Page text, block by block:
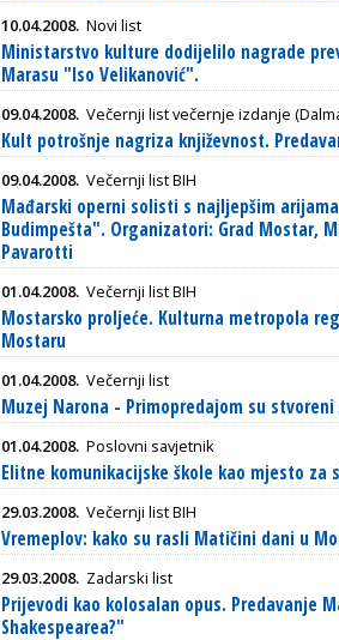
10.04.2008. Novi list
Ministarstvo kulture dodijelilo nagrade
Marasu "Iso Velikanović".
09.04.2008. Večernji list večernje izdanje
Kult potrošnje nagriza književnost.
09.04.2008. Večernji list BIH
Mađarski operni solisti s najljepšim
Budimpešta". Organizatori: Grad Mostar,
Pavarotti
01.04.2008. Večernji list BIH
Mostarsko proljeće. Kulturna metropola
Mostaru
01.04.2008. Večernji list
Muzej Narona - Primopredajom su
01.04.2008. Poslovni savjetnik
Elitne komunikacijske škole kao mjesto za
29.03.2008. Večernji list BIH
Vremeplov: kako su rasli Matičini dani u
29.03.2008. Zadarski list
Prijevodi kao kolosalan opus. Predavanje
Shakespearea?"